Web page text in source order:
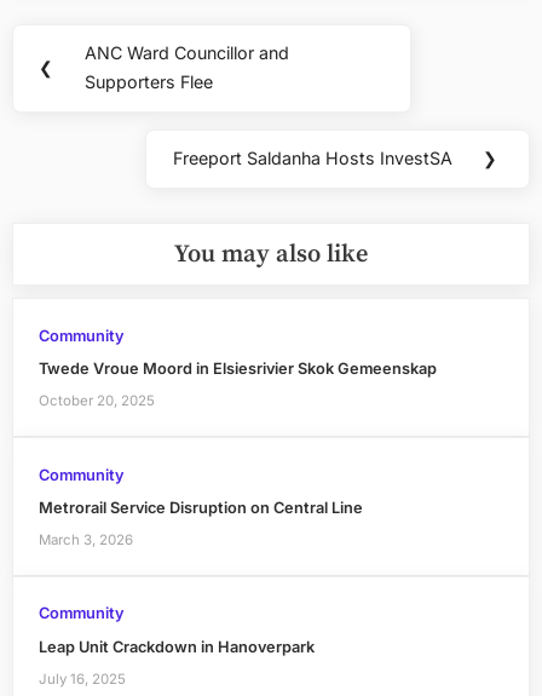
navigation
❮
Previous
Post:
ANC Ward Councillor and
Supporters Flee
Next
Freeport Saldanha Hosts InvestSA ❯
You may also like
Community
Twede Vroue Moord in Elsiesrivier Skok Gemeenskap
October 20, 2025
Community
Metrorail Service Disruption on Central Line
March 3, 2026
Community
Leap Unit Crackdown in Hanoverpark
July 16, 2025